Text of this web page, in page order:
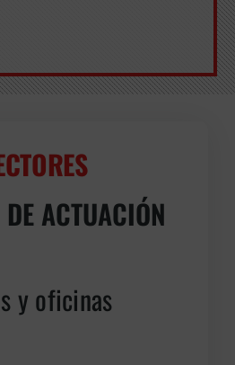
ACTUACIÓN
y oficinas